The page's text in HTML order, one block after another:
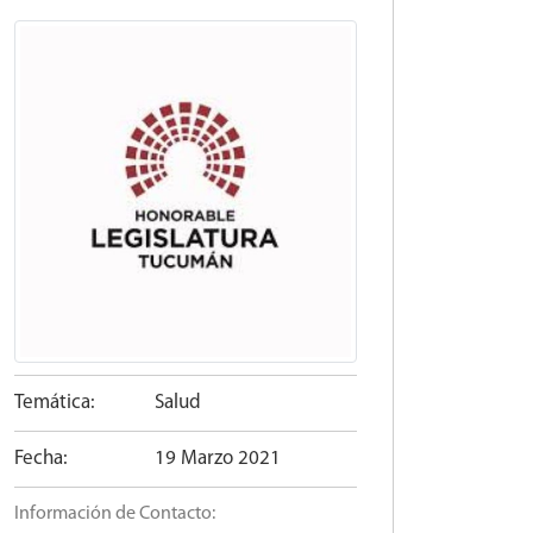
Temática: Salud
Fecha: 19 Marzo 2021
Información de Contacto: